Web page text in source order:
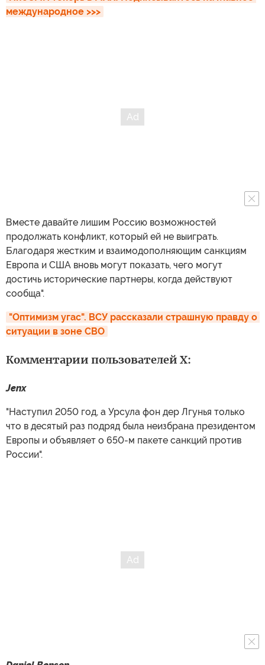
международное >>>
Вместе давайте лишим Россию возможностей
продолжать конфликт, который ей не выиграть.
Благодаря жестким и взаимодополняющим санкциям
Европа и США вновь могут показать, чего могут
достичь исторические партнеры, когда действуют
сообща".
"Оптимизм угас". ВСУ рассказали страшную правду о
ситуации в зоне СВО
Комментарии пользователей X:
Jenx
"Наступил 2050 год, а Урсула фон дер Лгунья только
что в десятый раз подряд была неизбрана президентом
Европы и объявляет о 650-м пакете санкций против
России".